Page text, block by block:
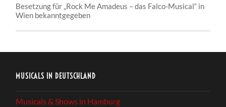
Besetzung für „Rock Me Amadeus – das Falco-Musical“ in
Wien bekanntgegeben
MUSICALS IN DEUTSCHLAND
Musicals & Shows in Hamburg